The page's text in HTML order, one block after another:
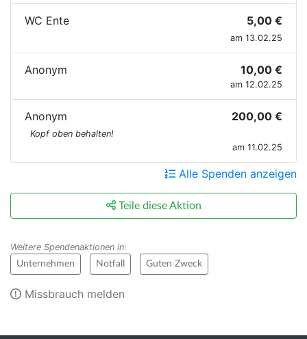
WC Ente 5,00 €
am 13.02.25
Anonym 10,00 €
am 12.02.25
Anonym 200,00 €
Kopf oben behalten!
am 11.02.25
Alle Spenden anzeigen
Teile diese Aktion
Weitere Spendenaktionen in:
Unternehmen Notfall Guten Zweck
Missbrauch melden